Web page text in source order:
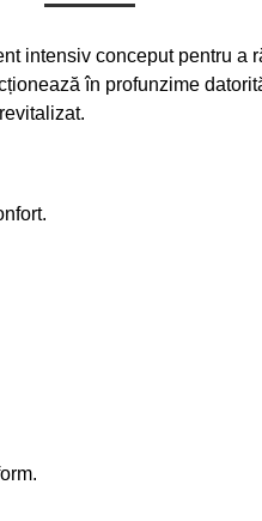
intensiv conceput pentru a
în profunzime